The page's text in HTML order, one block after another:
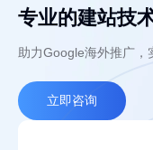
专业的建站技
助力Google海外推广，
立即咨询